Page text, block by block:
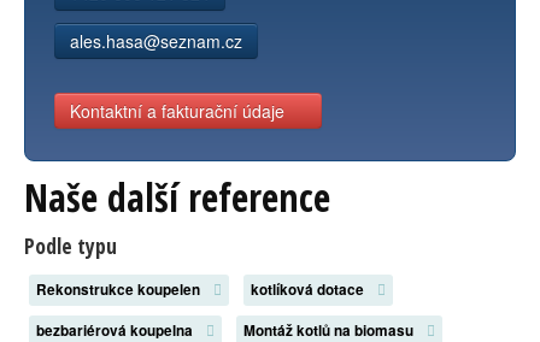
ales.hasa@seznam.cz
Kontaktní a fakturační údaje
Naše další reference
Podle typu
Rekonstrukce koupelen
kotlíková dotace
bezbariérová koupelna
Montáž kotlů na biomasu